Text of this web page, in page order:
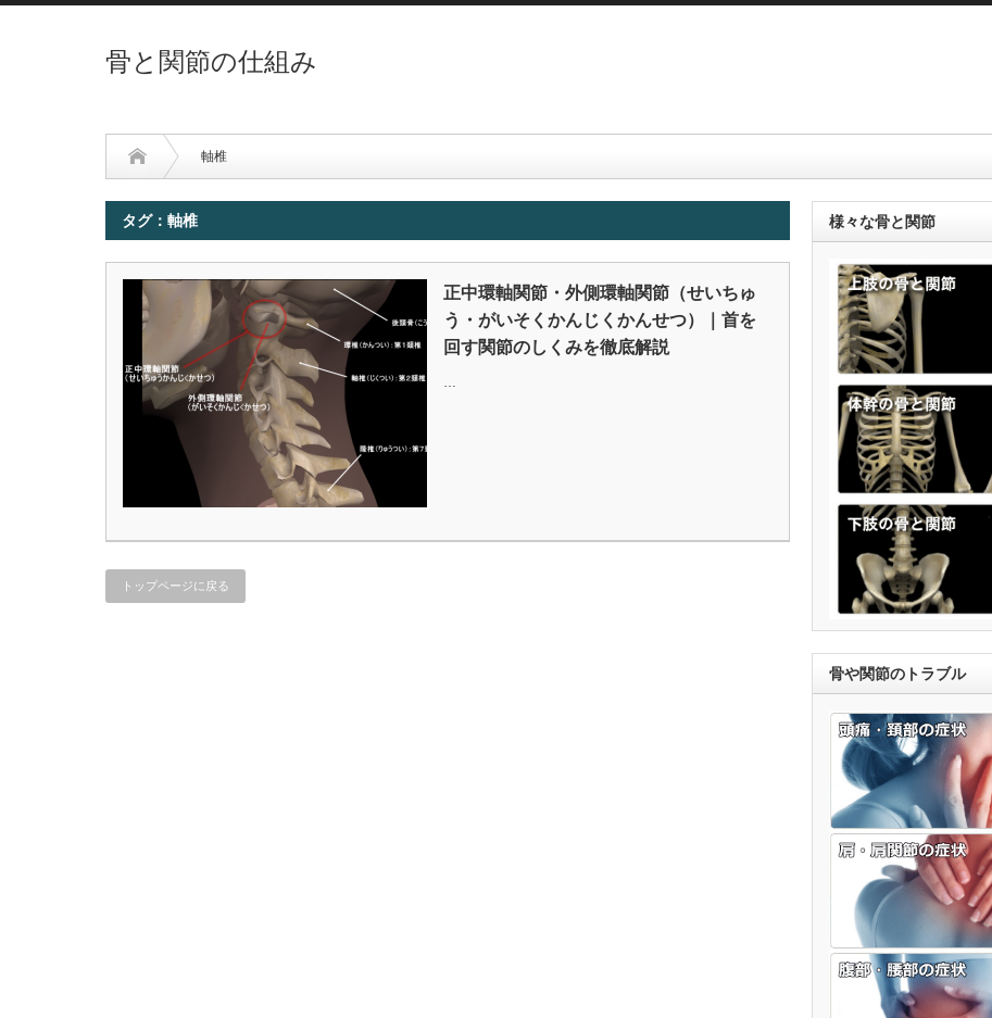
骨と関節の仕組み
軸椎
タグ：軸椎
正中環軸関節・外側環軸関節（せいちゅ
う・がいそくかんじくかんせつ）｜首を
回す関節のしくみを徹底解説
…
トップページに戻る
様々な骨と関節
骨や関節のトラブル